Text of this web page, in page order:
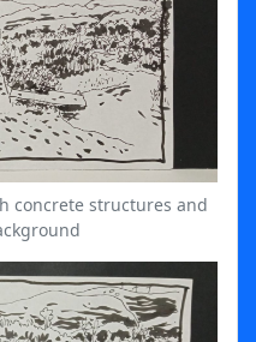
concrete structures and